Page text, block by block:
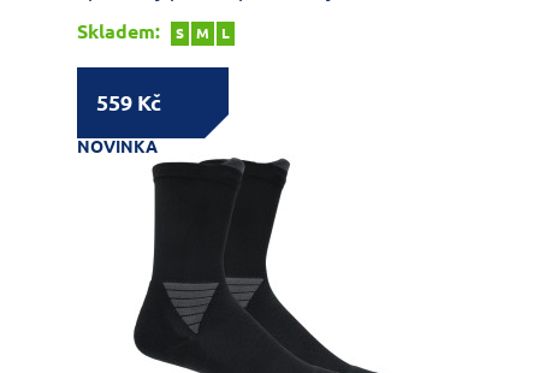
Skladem:
S M L
559 Kč
NOVINKA